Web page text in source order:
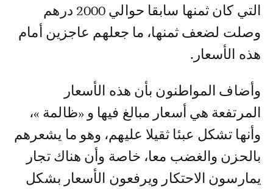
التي كان ثمنها سابقا حوالي 2000 درهم
وصلت لضعف ثمنها، ما جعلهم عاجزين أمام
هذه الأسعار.
وأضاف المواطنون بأن هذه الأسعار
المرتفعة هي أسعار مبالغ فيها و «ظالمة »،
وأنها تشكل عبئا ثقيلا عليهم، وهو ما يشعرهم
بالحزن والغضب معا، خاصة وأن هناك تجار
يمارسون الاحتكار ويرفعون الأسعار بشكل